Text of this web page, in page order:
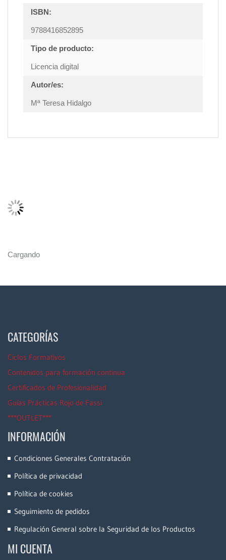
ISBN:
9788416852895
Tipo de producto:
Licencia digital
Autor/es:
Mª Teresa Hidalgo
Cargando
CATEGORÍAS
Ciclos Formativos
Contenidos para formación continua
Certificados de Profesionalidad
Guías Prácticas Rojo de Fassi
***OUTLET***
INFORMACIÓN
Condiciones Generales Contratación
Política de privacidad
Política de cookies
Seguimiento de pedidos
Regulación General sobre la Seguridad de los Productos
MI CUENTA